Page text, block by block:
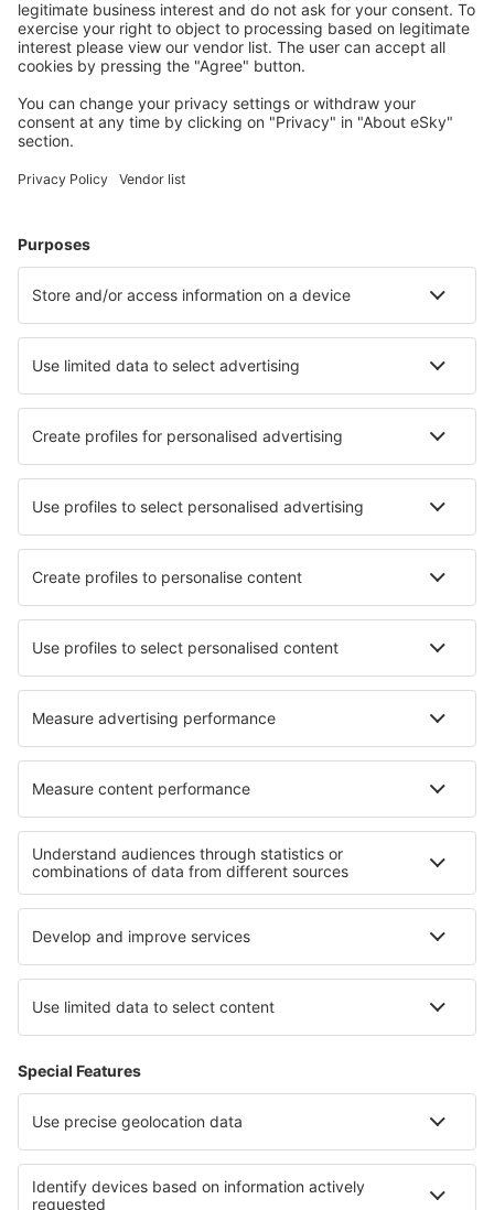
Planifică-ți călătoria
Bilete de avion
Zbor+Hotel
Află mai multe
Companii aeriene
Wizz Air
Ryanair
Lufthansa
Despre eSky
Cariere
Termeni şi condiţii
Rezervările mele
Politica de Confidențialitate
Politică cookie
Asistenţă şi contact
Țări
Siteuri internaționale